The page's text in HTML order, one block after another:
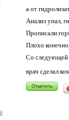
а от
Анализ упал,
Прописали
Плохо
Со следующей
врач сделал